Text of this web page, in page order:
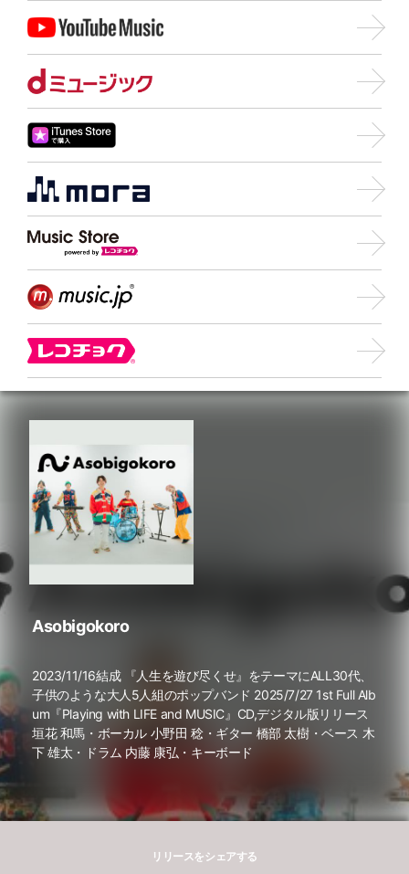
Asobigokoro
2023/11/16結成 『人生を遊び尽くせ』をテーマにALL30代、
子供のような大人5人組のポップバンド 2025/7/27 1st Full Alb
um『Playing with LIFE and MUSIC』CD,デジタル版リリース
垣花 和馬・ボーカル 小野田 稔・ギター 橋部 太樹・ベース 木
下 雄太・ドラム 内藤 康弘・キーボード
リリースをシェアする